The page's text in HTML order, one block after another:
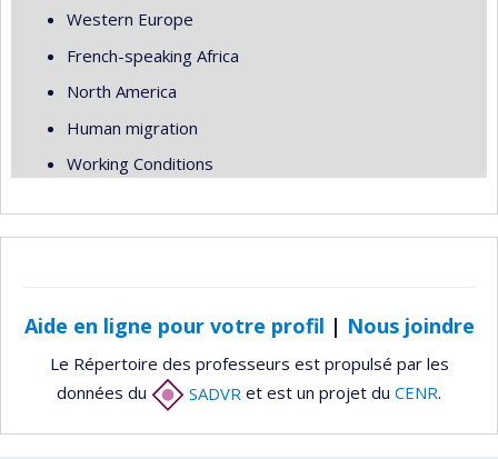
Western Europe
French-speaking Africa
North America
Human migration
Working Conditions
Aide en ligne pour votre profil | Nous joindre
Le Répertoire des professeurs est propulsé par les
données du
SADVR et est un projet du CENR.